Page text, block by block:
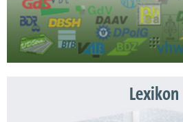
Lexikon